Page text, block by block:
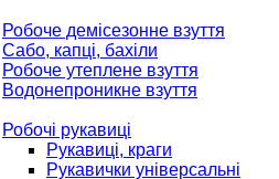
Робоче демісезонне взуття
Сабо, капці, бахіли
Робоче утеплене взуття
Водонепроникне взуття
Робочі рукавиці
Рукавиці, краги
Рукавички універсальні